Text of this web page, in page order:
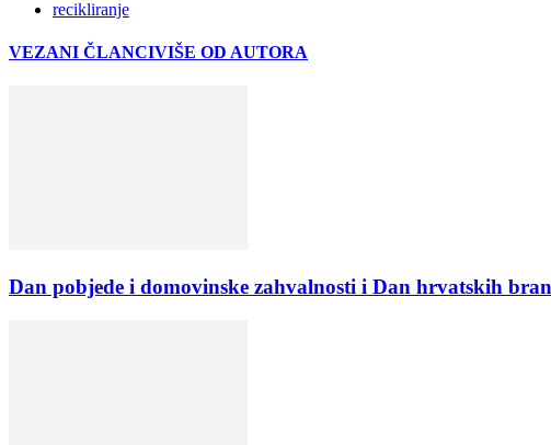
recikliranje
VEZANI ČLANCIVIŠE OD AUTORA
Dan pobjede i domovinske zahvalnosti i Dan hrvatskih